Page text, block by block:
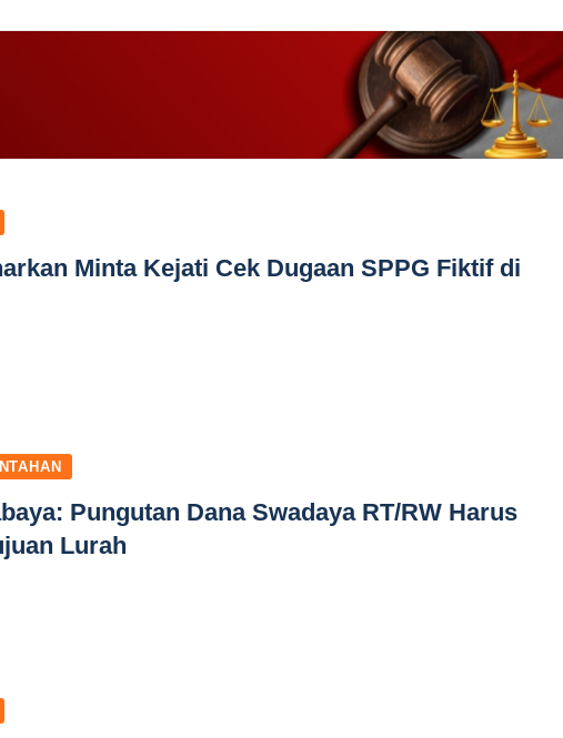
Minta Kejati Cek Dugaan SPPG Fiktif di
Pungutan Dana Swadaya RT/RW Harus
Lurah